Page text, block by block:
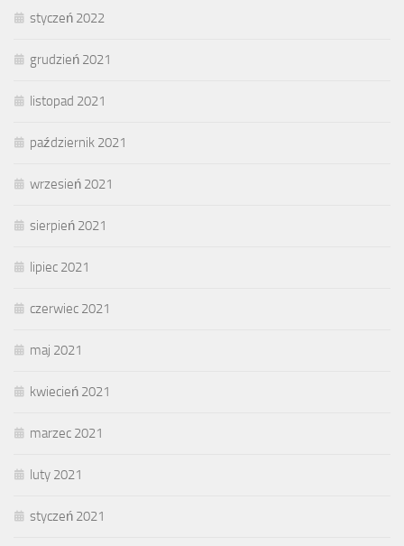
styczeń 2022
grudzień 2021
listopad 2021
październik 2021
wrzesień 2021
sierpień 2021
lipiec 2021
czerwiec 2021
maj 2021
kwiecień 2021
marzec 2021
luty 2021
styczeń 2021